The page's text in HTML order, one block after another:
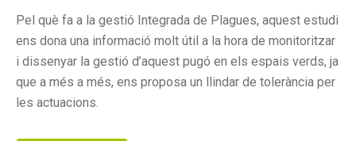
Pel què fa a la gestió Integrada de Plagues, aquest estudi
ens dona una informació molt útil a la hora de monitoritzar
i dissenyar la gestió d’aquest pugó en els espais verds, ja
que a més a més, ens proposa un llindar de tolerància per
les actuacions.